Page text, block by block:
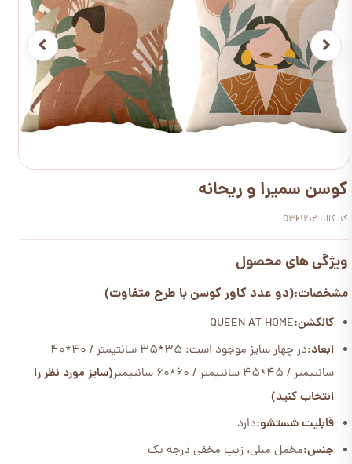
کوسن سمیرا و ریحانه
کد کالا: Q3k1212
ویژگی های محصول
مشخصات:(دو عدد کاور کوسن با طرح متفاوت)
کالکشن:QUEEN AT HOME
ابعاد:
در چهار سایز موجود است: 35*35 سانتیمتر / 40*40
سانتیمتر / 45*45 سانتیمتر / 60*60 سانتیمتر
(سایز مورد نظر را
انتخاب کنید)
قابلیت شستشو:دارد
جنس:مخمل مبلی، زیپ مخفی درجه یک